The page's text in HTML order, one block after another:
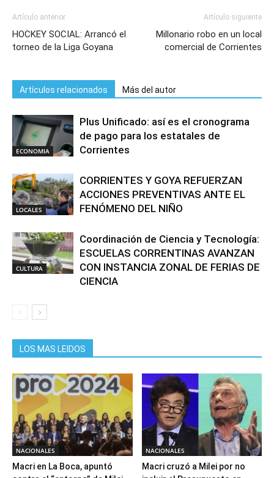
Artículo anterior
HOCKEY SOCIAL: Arrancó el
torneo de la Liga Goyana
Artículo siguiente
Millonario robo en un local
comercial de Corrientes
Artículos relacionados Más del autor
ECONOMIA
Plus Unificado: así es el cronograma
de pago para los estatales de
Corrientes
LOCALES
CORRIENTES Y GOYA REFUERZAN
ACCIONES PREVENTIVAS ANTE EL
FENÓMENO DEL NIÑO
CULTURA
Coordinación de Ciencia y Tecnología:
ESCUELAS CORRENTINAS AVANZAN
CON INSTANCIA ZONAL DE FERIAS DE
CIENCIA
LOS MAS LEIDOS
NACIONALES
Macri en La Boca, apuntó
NACIONALES
Macri cruzó a Milei por no